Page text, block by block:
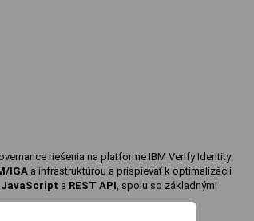
riešenia na platforme IBM Verify Identity
IGA a infraštruktúrou a prispievať k optimalizácii
JavaScript a REST API , spolu so základnými